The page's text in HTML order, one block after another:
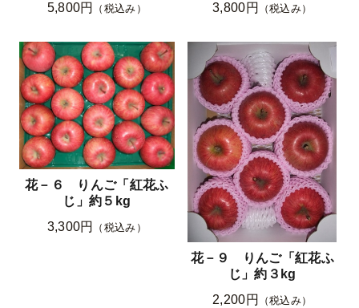
5,800円
（税込み）
3,800円
（税込み）
花－６ りんご「紅花ふ
じ」約５kg
3,300円
（税込み）
花－９ りんご「紅花ふ
じ」約３kg
2,200円
（税込み）